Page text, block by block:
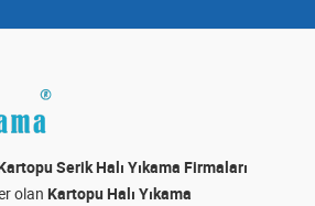
Serik Halı Yıkama Firmaları
olan Kartopu Halı Yıkama